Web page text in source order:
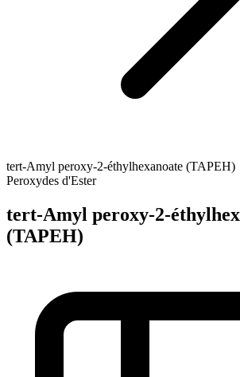
tert-Amyl peroxy-2-éthylhexanoate (TAPEH)
Peroxydes d'Ester
tert-Amyl peroxy-2-
(TAPEH)